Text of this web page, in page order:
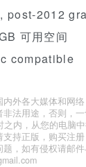
post-2012
可用空间
compatible
外各大媒体和网
法用途，否则，
之内，从您的电脑
持正版，购买注
，如有侵权请邮